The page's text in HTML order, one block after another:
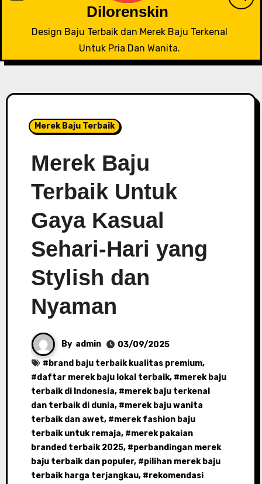
Dilorenskin
Design Baju Terbaik dan Merek Baju Terkenal
Untuk Pria Dan Wanita.
Merek Baju Terbaik
Merek Baju
Terbaik Untuk
Gaya Kasual
Sehari-Hari yang
Stylish dan
Nyaman
By admin
03/09/2025
# brand baju terbaik kualitas premium,
#daftar merek baju lokal terbaik, #merek baju
terbaik di Indonesia, #merek baju terkenal
dan terbaik di dunia, #merek baju wanita
terbaik dan awet, #merek fashion baju
terbaik untuk remaja, #merek pakaian
branded terbaik 2025, #perbandingan merek
baju terbaik dan populer, #pilihan merek baju
terbaik harga terjangkau, #rekomendasi